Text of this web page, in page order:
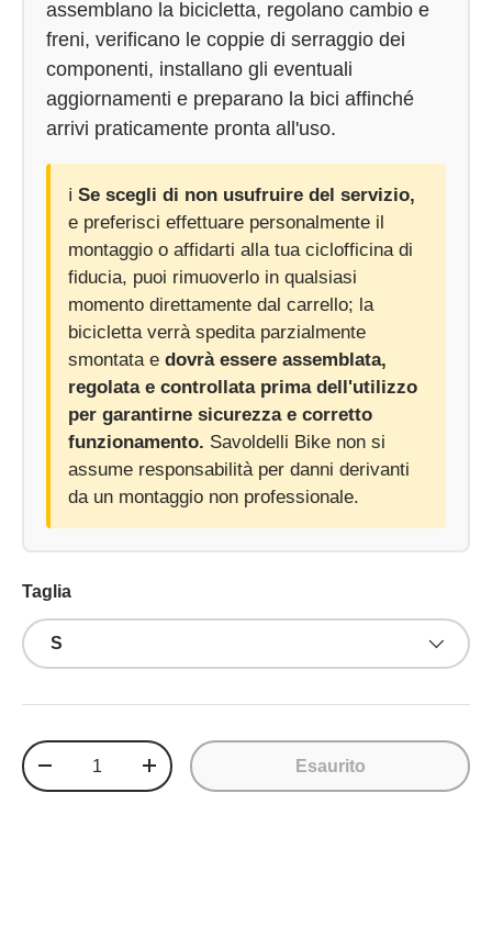
assemblano la bicicletta, regolano cambio e
freni, verificano le coppie di serraggio dei
componenti, installano gli eventuali
aggiornamenti e preparano la bici affinché
arrivi praticamente pronta all'uso.
ℹ️ Se scegli di non usufruire del servizio,
e preferisci effettuare personalmente il
montaggio o affidarti alla tua ciclofficina di
fiducia, puoi rimuoverlo in qualsiasi
momento direttamente dal carrello; la
bicicletta verrà spedita parzialmente
smontata e dovrà essere assemblata,
regolata e controllata prima dell'utilizzo
per garantirne sicurezza e corretto
funzionamento. Savoldelli Bike non si
assume responsabilità per danni derivanti
da un montaggio non professionale.
Taglia
S
Q.tà
+ Esaurito